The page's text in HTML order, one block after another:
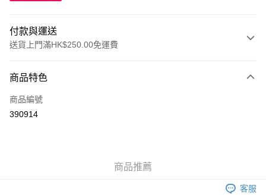
付款與運送
送貨上門滿HK$250.00免運費
信用卡
Apple Pay
商品特色
商品編號
390914
商品推薦
客服